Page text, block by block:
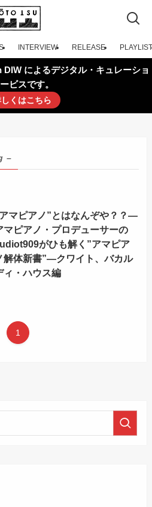
INTERVIEW RELEASE PLAYLIST
によるデジタル・キュレーショ
ビスです。
くはこちら
–
マピアノ”とはなんぞや？？—
マピアノ・プロデューサーの
がひも解く”アマピア
解体新書”—クワイト、バカル
ィ・ハウス編
1